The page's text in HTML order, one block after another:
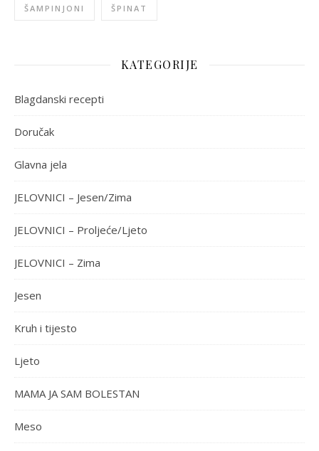
ŠAMPINJONI ŠPINAT
KATEGORIJE
Blagdanski recepti
Doručak
Glavna jela
JELOVNICI – Jesen/Zima
JELOVNICI – Proljeće/Ljeto
JELOVNICI – Zima
Jesen
Kruh i tijesto
Ljeto
MAMA JA SAM BOLESTAN
Meso